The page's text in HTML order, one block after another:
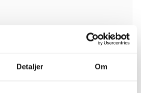
Detaljer Om
giver bedre